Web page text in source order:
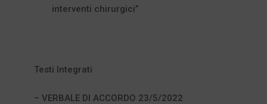
interventi chirurgici”
Testi Integrati
– VERBALE DI ACCORDO 23/5/2022